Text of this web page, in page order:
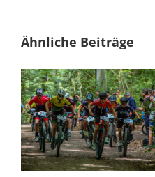
Ähnliche Beiträge